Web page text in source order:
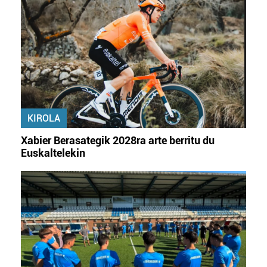
KIROLA
Xabier Berasategik 2028ra arte berritu du
Euskaltelekin